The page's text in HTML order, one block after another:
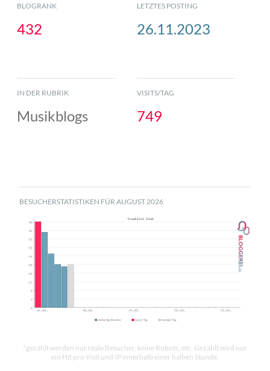
BLOGRANK
432
LETZTES POSTING
26.11.2023
IN DER RUBRIK
Musikblogs
VISITS/TAG
749
BESUCHERSTATISTIKEN FÜR AUGUST 2026
*gezählt werden nur reale Besucher, keine Robots, etc. Gezählt wird nur
ein Hit pro Visit und IP innerhalb einer halben Stunde.